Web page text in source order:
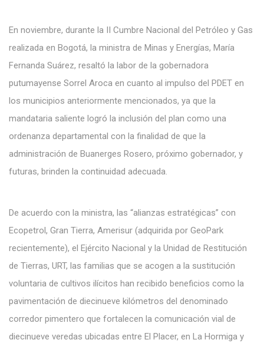
En noviembre, durante la II Cumbre Nacional del Petróleo y Gas
realizada en Bogotá, la ministra de Minas y Energías, María
Fernanda Suárez, resaltó la labor de la gobernadora
putumayense Sorrel Aroca en cuanto al impulso del PDET en
los municipios anteriormente mencionados, ya que la
mandataria saliente logró la inclusión del plan como una
ordenanza departamental con la finalidad de que la
administración de Buanerges Rosero, próximo gobernador, y
futuras, brinden la continuidad adecuada.
De acuerdo con la ministra, las “alianzas estratégicas” con
Ecopetrol, Gran Tierra, Amerisur (adquirida por GeoPark
recientemente), el Ejército Nacional y la Unidad de Restitución
de Tierras, URT, las familias que se acogen a la sustitución
voluntaria de cultivos ilícitos han recibido beneficios como la
pavimentación de diecinueve kilómetros del denominado
corredor pimentero que fortalecen la comunicación vial de
diecinueve veredas ubicadas entre El Placer, en La Hormiga y